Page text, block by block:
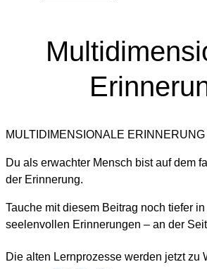
MULTIDIMENSIONALE
Du als erwachter Mensch bist auf dem
der Erinnerung.
Tauche mit diesem Beitrag noch tiefer
seelenvollen Erinnerungen – an der
Die alten Lernprozesse werden jetzt zu